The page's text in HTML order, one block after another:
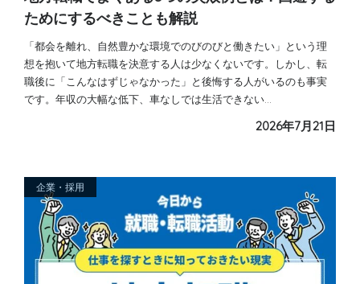
ためにするべきことも解説
「都会を離れ、自然豊かな環境でのびのびと働きたい」という理
想を抱いて地方転職を決意する人は少なくないです。しかし、転
職後に「こんなはずじゃなかった」と後悔する人がいるのも事実
です。年収の大幅な低下、車なしでは生活できない…
2026年7月21日
企業・採用